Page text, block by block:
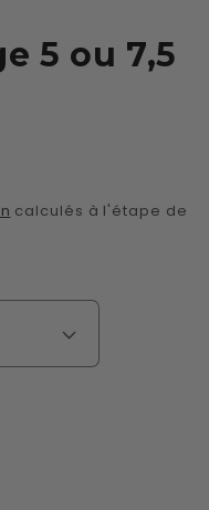
5 ou 7,5
calculés à l'étape de